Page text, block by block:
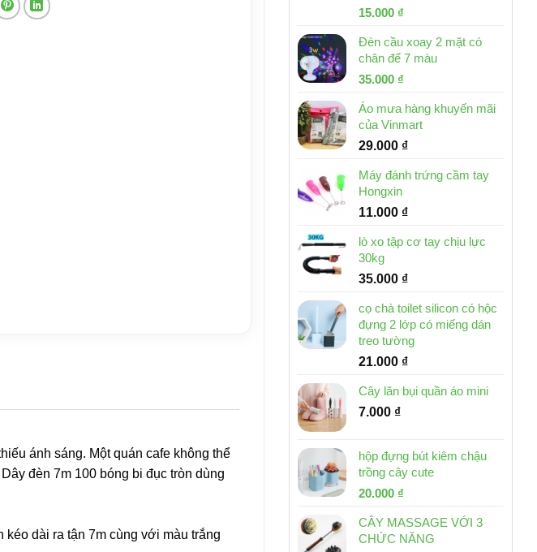
Giá
là:
32.000 ₫.
15.000 ₫
tại
là:
Đèn cầu xoay 2 mặt có
chân đế 7 màu
Giá
là:
46.000 ₫.
35.000 ₫
tại
là:
35.000 ₫.
Áo mưa hàng khuyến mãi
của Vinmart
29.000 ₫
Máy đánh trứng cầm tay
Hongxin
11.000 ₫
lò xo tập cơ tay chịu lực
30kg
35.000 ₫
cọ chà toilet silicon có hộc
đựng 2 lớp có miếng dán
treo tường
21.000 ₫
Cây lăn bụi quần áo mini
7.000 ₫
hộp đựng bút kiêm chậu
trồng cây cute
Giá
là:
30.000 ₫.
20.000 ₫
tại
là:
CÂY MASSAGE VỚI 3
CHỨC NĂNG
ánh sáng. Một quán cafe không thể
đèn 7m 100 bóng bi đục tròn dùng
dài ra tận 7m cùng với màu trắng